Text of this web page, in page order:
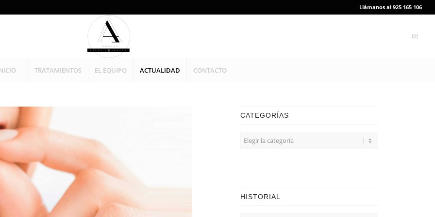
Llámanos al 925 165 106
TRATAMIENTOS EL EQUIPO ACTUALIDAD CONTACTO
CATEGORÍAS
CATEGORÍAS
HISTORIAL